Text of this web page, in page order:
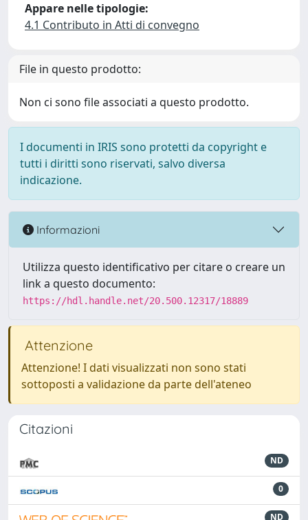
Appare nelle tipologie:
4.1 Contributo in Atti di convegno
File in questo prodotto:
Non ci sono file associati a questo prodotto.
I documenti in IRIS sono protetti da copyright e
tutti i diritti sono riservati, salvo diversa
indicazione.
Informazioni
Utilizza questo identificativo per citare o creare un
link a questo documento:
https://hdl.handle.net/20.500.12317/18889
Attenzione
Attenzione! I dati visualizzati non sono stati
sottoposti a validazione da parte dell'ateneo
Citazioni
ND
0
ND